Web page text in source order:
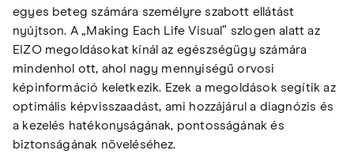
egyes beteg számára személyre szabott ellátást
nyújtson. A „Making Each Life Visual” szlogen alatt az
EIZO megoldásokat kínál az egészségügy számára
mindenhol ott, ahol nagy mennyiségű orvosi
képinformáció keletkezik. Ezek a megoldások segítik az
optimális képvisszaadást, ami hozzájárul a diagnózis és
a kezelés hatékonyságának, pontosságának és
biztonságának növeléséhez.